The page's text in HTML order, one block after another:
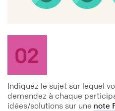
Indiquez le sujet sur lequel
demandez à chaque
idées/solutions sur une note